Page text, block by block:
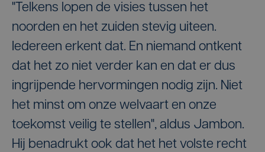
"Telkens lopen de visies tussen het
noorden en het zuiden stevig uiteen.
Iedereen erkent dat. En niemand ontkent
dat het zo niet verder kan en dat er dus
ingrijpende hervormingen nodig zijn. Niet
het minst om onze welvaart en onze
toekomst veilig te stellen", aldus Jambon.
Hij benadrukt ook dat het het volste recht